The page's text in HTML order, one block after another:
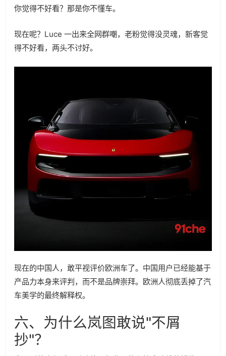
你觉得不好看？那是你不懂车。
现在呢？Luce 一出来全网群嘲，老粉觉得没灵魂，新客觉
得不好看，两头不讨好。
现在的中国人，敢平视评价欧洲车了。中国用户已经能基于
产品力本身来评判，而不是品牌崇拜。欧洲人彻底丢掉了汽
车美学的最终解释权。
六、为什么岚图敢说"不屑
抄"？